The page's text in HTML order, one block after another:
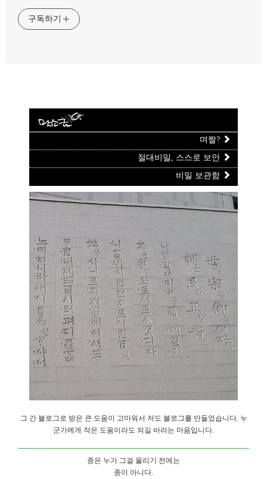
구독하기
며짤?
절대비밀, 스스로 보안
비밀 보관함
그 간 블로그로 받은 큰 도움이 고마워서 저도 블로그를 만들었습니다. 누
군가에게 작은 도움이라도 되길 바라는 마음입니다.
종은 누가 그걸 울리기 전에는
종이 아니다.